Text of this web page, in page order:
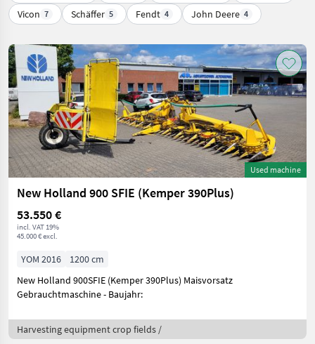
Vicon 7 Schäffer 5 Fendt 4 John Deere 4
Used machine
New Holland 900 SFIE (Kemper 390Plus)
53.550 €
incl. VAT 19%
45.000 € excl.
YOM 2016
1200 cm
New Holland 900SFIE (Kemper 390Plus) Maisvorsatz
Gebrauchtmaschine - Baujahr:
Harvesting equipment crop fields /